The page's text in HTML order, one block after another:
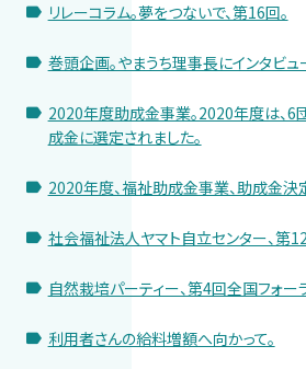
リレーコラム。夢をつないで、第16回。
巻頭企画。やまうち理事長にインタビュ
2020年度助成金事業。2020年度は、6
成金に選定されました。
2020年度、福祉助成金事業、助成金決
社会福祉法人ヤマト自立センター、第
自然栽培パーティー、第4回全国フォー
利用者さんの給料増額へ向かって。